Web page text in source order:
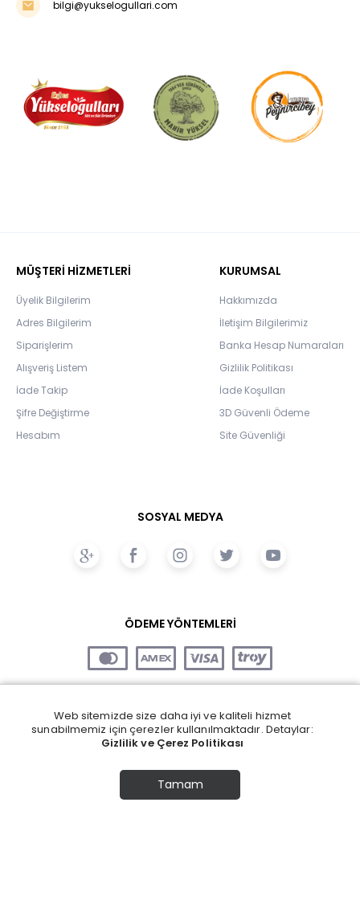
bilgi@yukselogullari.com
MÜŞTERİ HİZMETLERİ
Üyelik Bilgilerim
Adres Bilgilerim
Siparişlerim
Alışveriş Listem
İade Takip
Şifre Değiştirme
Hesabım
KURUMSAL
Hakkımızda
İletişim Bilgilerimiz
Banka Hesap Numaraları
Gizlilik Politikası
İade Koşulları
3D Güvenli Ödeme
Site Güvenliği
SOSYAL MEDYA
ÖDEME YÖNTEMLERİ
Web sitemizde size daha iyi ve kaliteli hizmet
sunabilmemiz için çerezler kullanılmaktadır. Detaylar:
Gizlilik ve Çerez Politikası
Tamam